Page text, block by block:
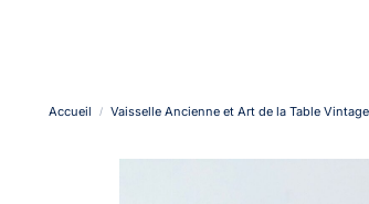
Accueil / Vaisselle Ancienne et Art de la Table Vintage